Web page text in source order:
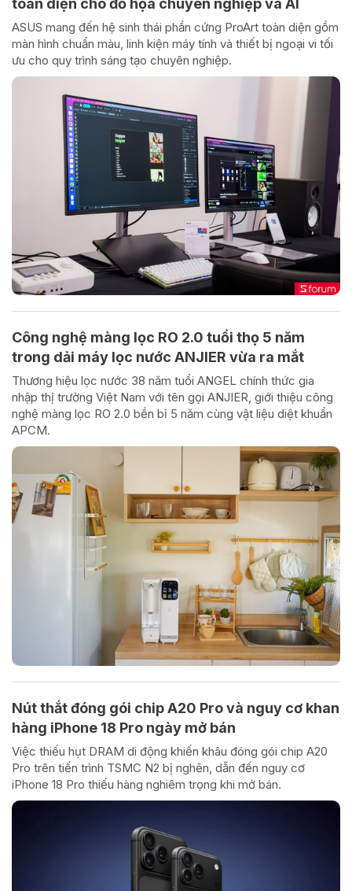
toàn diện cho đồ họa chuyên nghiệp và AI
ASUS mang đến hệ sinh thái phần cứng ProArt toàn diện gồm
màn hình chuẩn màu, linh kiện máy tính và thiết bị ngoại vi tối
ưu cho quy trình sáng tạo chuyên nghiệp.
Công nghệ màng lọc RO 2.0 tuổi thọ 5 năm
trong dải máy lọc nước ANJIER vừa ra mắt
Thương hiệu lọc nước 38 năm tuổi ANGEL chính thức gia
nhập thị trường Việt Nam với tên gọi ANJIER, giới thiệu công
nghệ màng lọc RO 2.0 bền bỉ 5 năm cùng vật liệu diệt khuẩn
APCM.
Nút thắt đóng gói chip A20 Pro và nguy cơ khan
hàng iPhone 18 Pro ngày mở bán
Việc thiếu hụt DRAM di động khiến khâu đóng gói chip A20
Pro trên tiến trình TSMC N2 bị nghẽn, dẫn đến nguy cơ
iPhone 18 Pro thiếu hàng nghiêm trọng khi mở bán.